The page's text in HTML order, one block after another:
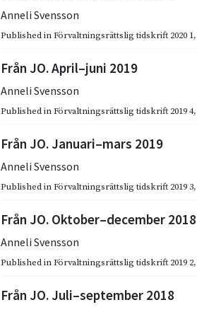
Anneli Svensson
Published inFörvaltningsrättslig tidskrift 2020 1,
Från JO. April–juni 2019
Anneli Svensson
Published inFörvaltningsrättslig tidskrift 2019 4,
Från JO. Januari–mars 2019
Anneli Svensson
Published inFörvaltningsrättslig tidskrift 2019 3,
Från JO. Oktober–december 2018
Anneli Svensson
Published inFörvaltningsrättslig tidskrift 2019 2,
Från JO. Juli–september 2018